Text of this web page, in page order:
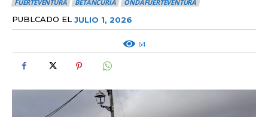
FUERTEVENTURA BETANCURIA ONDAFUERTEVENTURA
PUBLCADO EL JULIO 1, 2026
64